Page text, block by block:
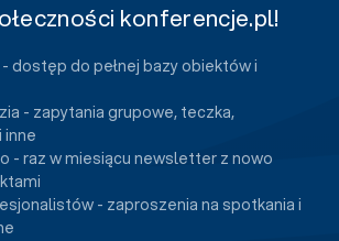
konferencje.pl!
dostęp do pełnej bazy obiektów i
- zapytania grupowe, teczka,
inne
- raz w miesiącu newsletter z nowo
- zaproszenia na spotkania i